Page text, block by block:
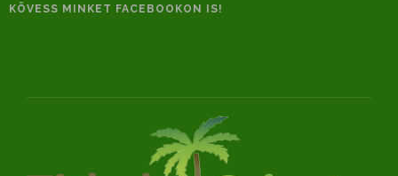
KÖVESS MINKET FACEBOOKON IS!